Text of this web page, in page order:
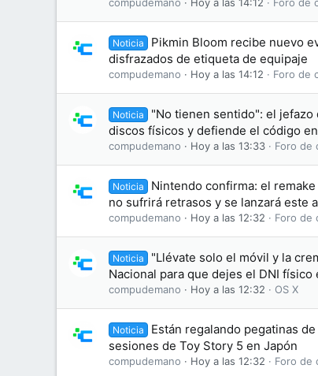
compudemano Hoy a las 14:12 Foro de
Noticia
Pikmin Bloom recibe nuevo
disfrazados de etiqueta de equipaje
compudemano Hoy a las 14:12 Foro de
Noticia
"No tienen sentido": el jefazo
discos físicos y defiende el código
compudemano Hoy a las 13:33 Foro de
Noticia
Nintendo confirma: el
no sufrirá retrasos y se lanzará este
compudemano Hoy a las 12:32 Foro de
Noticia
"Llévate solo el móvil y la
Nacional para que dejes el DNI físico
compudemano Hoy a las 12:32 OS X
Noticia
Están regalando pegatinas
sesiones de Toy Story 5 en Japón
compudemano Hoy a las 12:32 Foro de